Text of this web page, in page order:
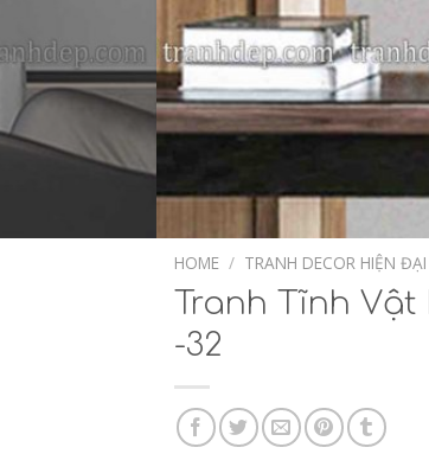
HOME / TRANH DECOR HIỆN ĐẠI
Tranh Tĩnh
-32